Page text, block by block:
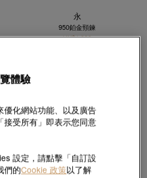
永
950鉑金頸鍊
HK$1,888
體驗
優化網站功能、以及廣告
接受所有」即表示您同意
設定，請點擊「自訂設
們的Cookie 政策以了解